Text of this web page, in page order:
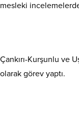
mesleki
Çankırı-Kurşunlu ve
olarak görev yaptı.